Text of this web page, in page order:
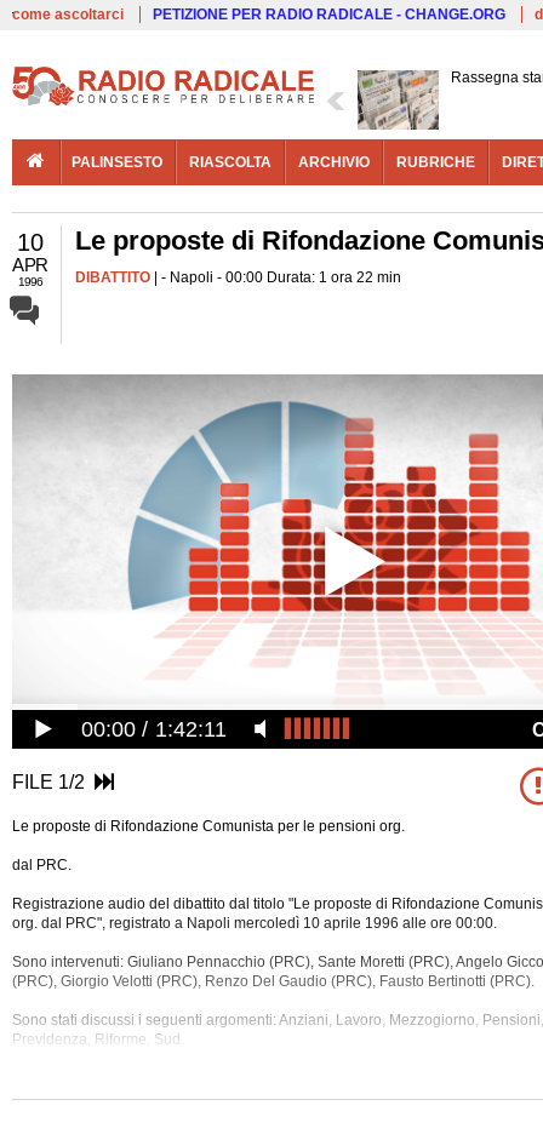
come ascoltarci PETIZIONE PER RADIO RADICALE - CHANGE.ORG
Rassegna
PALINSESTO RIASCOLTA ARCHIVIO RUBRICHE
10
APR
1996
Le proposte di Rifondazione
DIBATTITO | - Napoli - 00:00 Durata: 1 ora 22 min
00:00 1:42:11
FILE 1/2
Le proposte di Rifondazione Comunista per le pensioni org.
dal PRC.
Registrazione audio del dibattito dal titolo "Le proposte di Rifondazione
org. dal PRC", registrato a Napoli mercoledì 10 aprile 1996 alle ore 00:00.
Sono intervenuti: Giuliano Pennacchio (PRC), Sante Moretti (PRC), Angelo
(PRC), Giorgio Velotti (PRC), Renzo Del Gaudio (PRC), Fausto Bertinotti (PRC).
Sono stati discussi i seguenti argomenti: Anziani, Lavoro, Mezzogiorno,
Previdenza, Riforme, Sud.